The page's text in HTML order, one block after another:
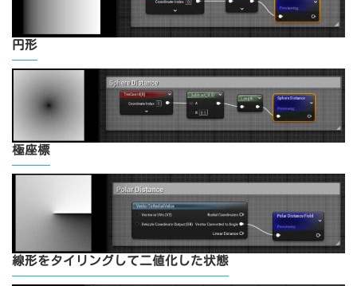
円形
極座標
線形をタイリングして二値化した状態